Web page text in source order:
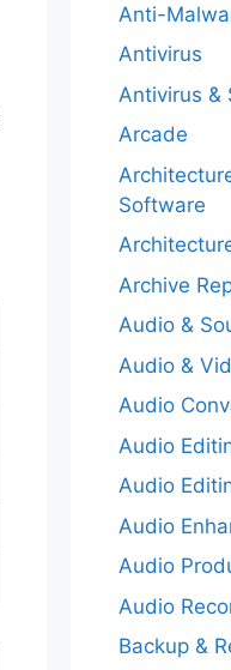
Anti-
Antivirus
Antivirus &
Arcade
Software
Archive
Audio &
Audio &
Audio
Audio
Audio
Audio
Audio
Audio
Backup &